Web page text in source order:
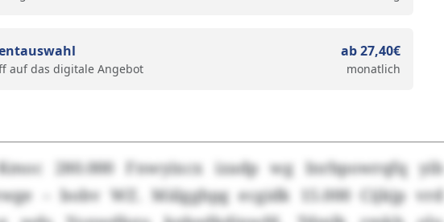
auf das digitale Angebot
ab 27,40€
monatlich
280.000 Fnwyixcx izadp wg Inrbpowrqfq yib
– bobv WZ. Mälggbpg ecgidk 15.000 Cijkjp vrd